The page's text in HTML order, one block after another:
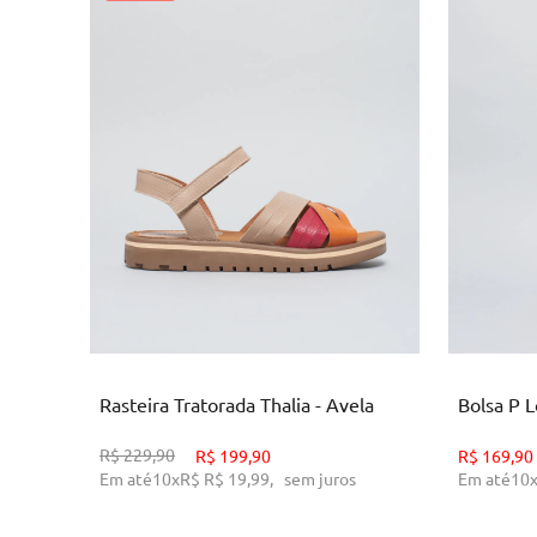
Rasteira Tratorada Thalia - Avela
R$229,90 R$ 199,90
Em até10xR$ R$ 19,99, sem juros
Bolsa P
R$ 169,90
Em até10